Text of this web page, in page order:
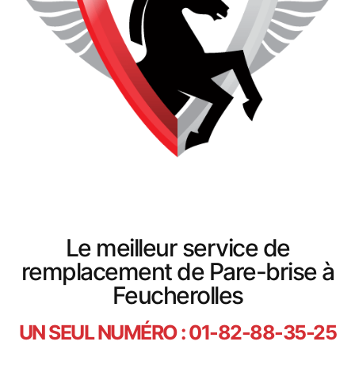
Le meilleur service de
remplacement de Pare-brise à
Feucherolles
UN SEUL NUMÉRO : 01-82-88-35-25